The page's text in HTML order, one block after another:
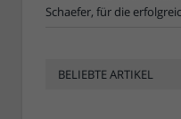
Schaefer, für die
BELIEBTE ARTIKEL